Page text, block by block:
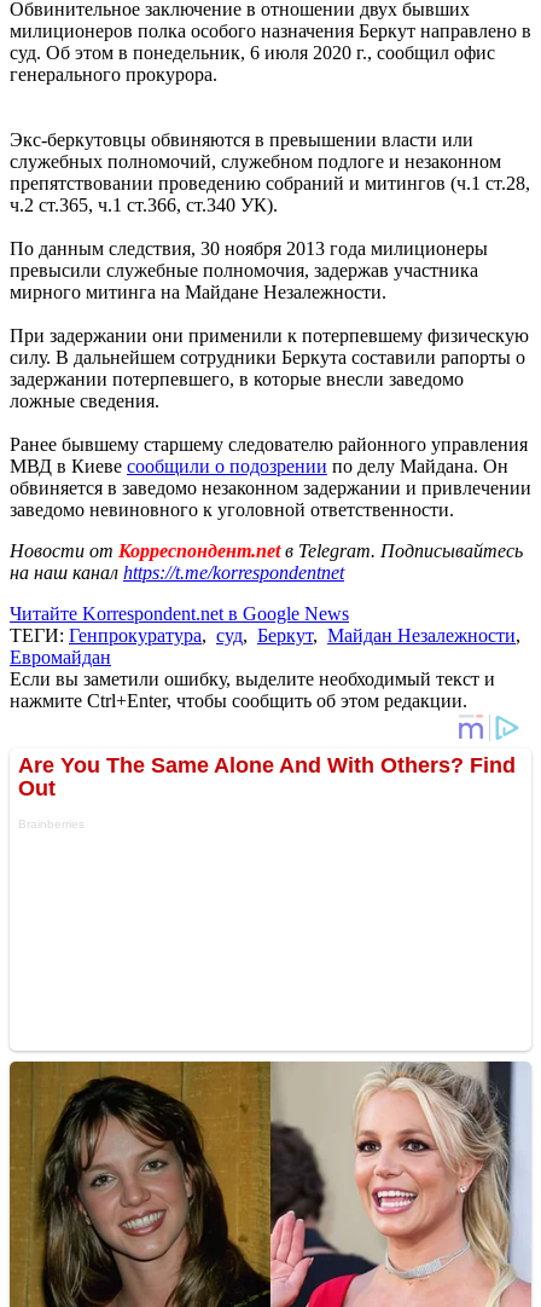
Обвинительное заключение в отношении двух бывших
милиционеров полка особого назначения Беркут направлено в
суд. Об этом в понедельник, 6 июля 2020 г., сообщил офис
генерального прокурора.
Экс-беркутовцы обвиняются в превышении власти или
служебных полномочий, служебном подлоге и незаконном
препятствовании проведению собраний и митингов (ч.1 ст.28,
ч.2 ст.365, ч.1 ст.366, ст.340 УК).
По данным следствия, 30 ноября 2013 года милиционеры
превысили служебные полномочия, задержав участника
мирного митинга на Майдане Незалежности.
При задержании они применили к потерпевшему физическую
силу. В дальнейшем сотрудники Беркута составили рапорты о
задержании потерпевшего, в которые внесли заведомо
ложные сведения.
Ранее бывшему старшему следователю районного управления
МВД в Киеве сообщили о подозрении по делу Майдана. Он
обвиняется в заведомо незаконном задержании и привлечении
заведомо невиновного к уголовной ответственности.
Новости от Корреспондент.netв Telegram. Подписывайтесь
на наш канал https://t.me/korrespondentnet
Читайте Korrespondent.net в Google News
ТЕГИ: Генпрокуратура, суд, Беркут, Майдан Незалежности,
Евромайдан
Если вы заметили ошибку, выделите необходимый текст и
нажмите Ctrl+Enter, чтобы сообщить об этом редакции.